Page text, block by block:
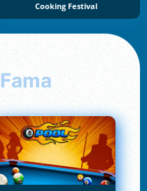
Cooking Festival
Fama